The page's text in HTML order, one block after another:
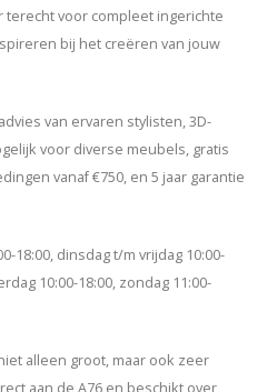
terecht voor compleet ingerichte
bij het creëren van jouw
van ervaren stylisten, 3D-
voor diverse meubels, gratis
vanaf €750, en 5 jaar garantie
18:00, dinsdag t/m vrijdag 10:00-
10:00-18:00, zondag 11:00-
alleen groot, maar ook zeer